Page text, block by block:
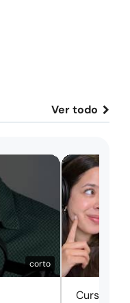
Ver todo
corto
Cursos